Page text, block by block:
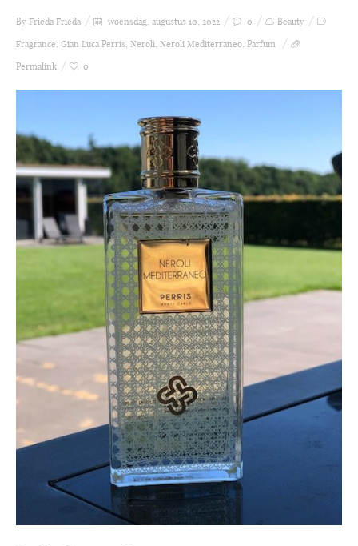
By Frieda Frieda woensdag, augustus 10, 2022 0
Beauty
Fragrance, Gian Luca Perris, Neroli, Neroli Mediterraneo, Parfum
Permalink
0